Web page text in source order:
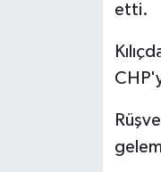
etti.